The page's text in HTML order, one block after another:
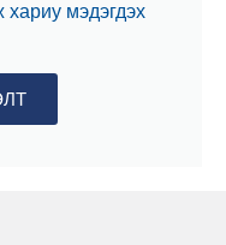
хариу мэдэгдэх